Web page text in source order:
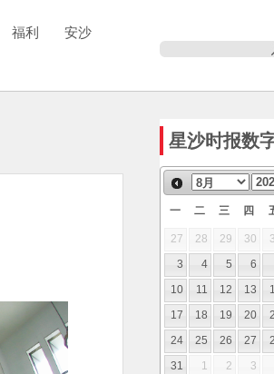
福利 安沙
星沙时报数
一 二 三 四
27 28 29 30
3
4 5 6
10
11 12 13
17
18 19 20
24
25 26 27
31
1 2 3